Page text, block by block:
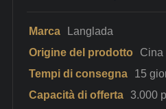
Marca
Langlada
Origine del prodotto
Cina
Tempi di consegna
15
Capacità di offerta 3.000